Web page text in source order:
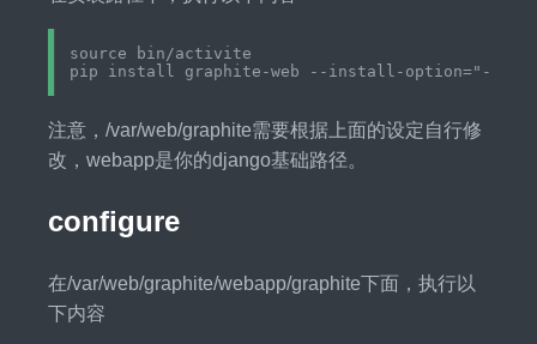
source bin/activite
注意，/var/web/graphite需要根据上面的设定自行修
改，webapp是你的django基础路径。
configure
在/var/web/graphite/webapp/graphite下面，执行以
下内容